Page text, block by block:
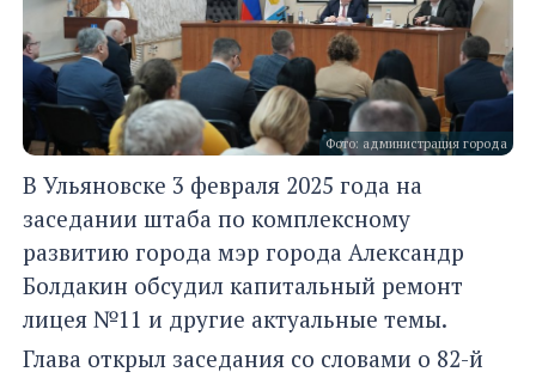
Фото: администрация города
В Ульяновске 3 февраля 2025 года на
заседании штаба по комплексному
развитию города мэр города Александр
Болдакин обсудил капитальный ремонт
лицея №11 и другие актуальные темы.
Глава открыл заседания со словами о 82-й